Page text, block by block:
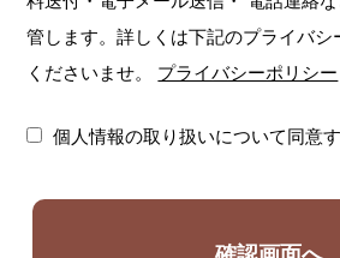
管します。詳しくは下記のプライバ
くださいませ。
プライバシーポリシー
個人情報の取り扱いについて同意